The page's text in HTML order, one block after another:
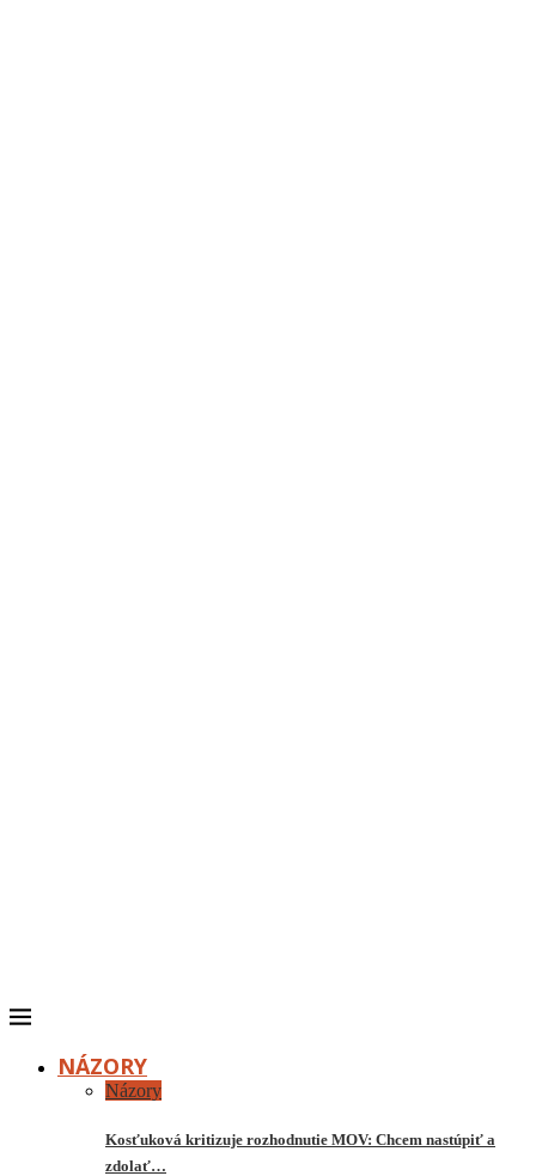
NÁZORY
Názory
Kosťuková kritizuje rozhodnutie MOV: Chcem nastúpiť a
zdolať…